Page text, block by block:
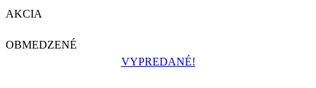
AKCIA
OBMEDZENÉ
VYPREDANÉ!